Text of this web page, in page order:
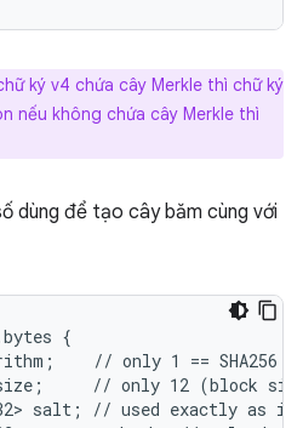
ký v4 chứa cây Merkle thì chữ ký
nếu không chứa cây Merkle thì
dùng để tạo cây băm cùng với
{
// only 1 == SHA256
// only 12 (block size
salt; // used exactly as in